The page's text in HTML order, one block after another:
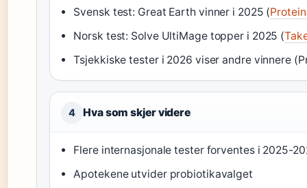
Svensk test: Great Earth vinner i 2025 (
Norsk test: Solve UltiMage topper i 2025 (
Tsjekkiske tester i 2026 viser andre vinnere
4 Hva som skjer videre
Flere internasjonale tester forventes i 2025-
Apotekene utvider probiotikavalget